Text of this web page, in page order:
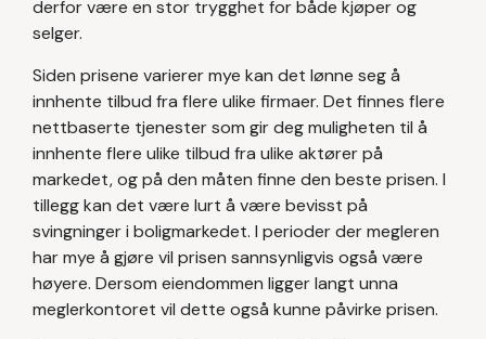
derfor være en stor trygghet for både kjøper og
selger.
Siden prisene varierer mye kan det lønne seg å
innhente tilbud fra flere ulike firmaer. Det finnes flere
nettbaserte tjenester som gir deg muligheten til å
innhente flere ulike tilbud fra ulike aktører på
markedet, og på den måten finne den beste prisen. I
tillegg kan det være lurt å være bevisst på
svingninger i boligmarkedet. I perioder der megleren
har mye å gjøre vil prisen sannsynligvis også være
høyere. Dersom eiendommen ligger langt unna
meglerkontoret vil dette også kunne påvirke prisen.